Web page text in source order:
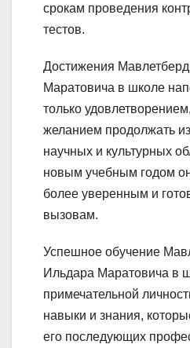
срокам проведения
тестов.
Достижения
Маратовича в школе
только
желанием продолжать
научных и культурных
новым учебным годом
более уверенным и
вызовам.
Успешное обучение
Ильдара Маратовича в
примечательной
навыки и знания,
его последующих